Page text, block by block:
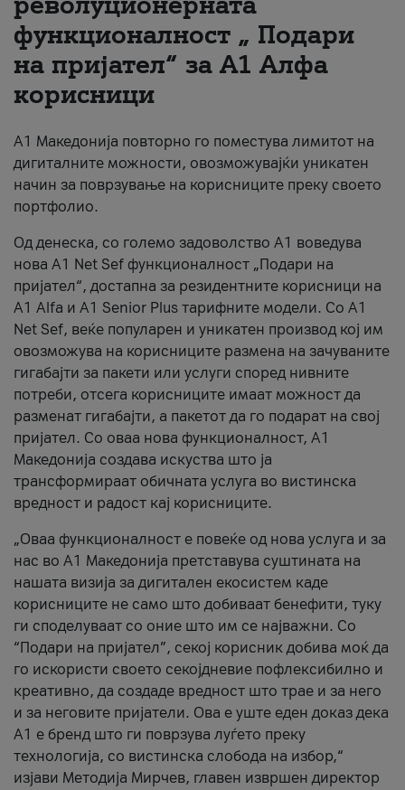
За нас
#ПодобарОнлајн
функционалност „ Подари
на пријател“ за А1 Алфа
корисници
А1 Македонија повторно го поместува лимитот на
дигиталните можности, овозможувајќи уникатен
начин за поврзување на корисниците преку своето
портфолио.
Од денеска, со големо задоволство А1 воведува
нова A1 Net Sef функционалност „Подари на
пријател“, достапна за резидентните корисници на
А1 Alfa и A1 Senior Plus тарифните модели. Со A1
Net Sef, веќе популарен и уникатен производ кој им
овозможува на корисниците размена на зачуваните
гигабајти за пакети или услуги според нивните
потреби, отсега корисниците имаат можност да
разменат гигабајти, а пакетот да го подарат на свој
пријател. Со оваа нова функционалност, А1
Македонија создава искуства што ја
трансформираат обичната услуга во вистинска
вредност и радост кај корисниците.
„Оваа функционалност е повеќе од нова услуга и за
нас во А1 Македонија претставува суштината на
нашата визија за дигитален екосистем каде
корисниците не само што добиваат бенефити, туку
ги споделуваат со оние што им се најважни. Со
“Подари на пријател”, секој корисник добива моќ да
го искористи своето секојдневие пофлексибилно и
креативно, да создаде вредност што трае и за него
и за неговите пријатели. Ова е уште еден доказ дека
А1 е бренд што ги поврзува луѓето преку
технологија, со вистинска слобода на избор,“
изјави Методија Мирчев, главен извршен директор